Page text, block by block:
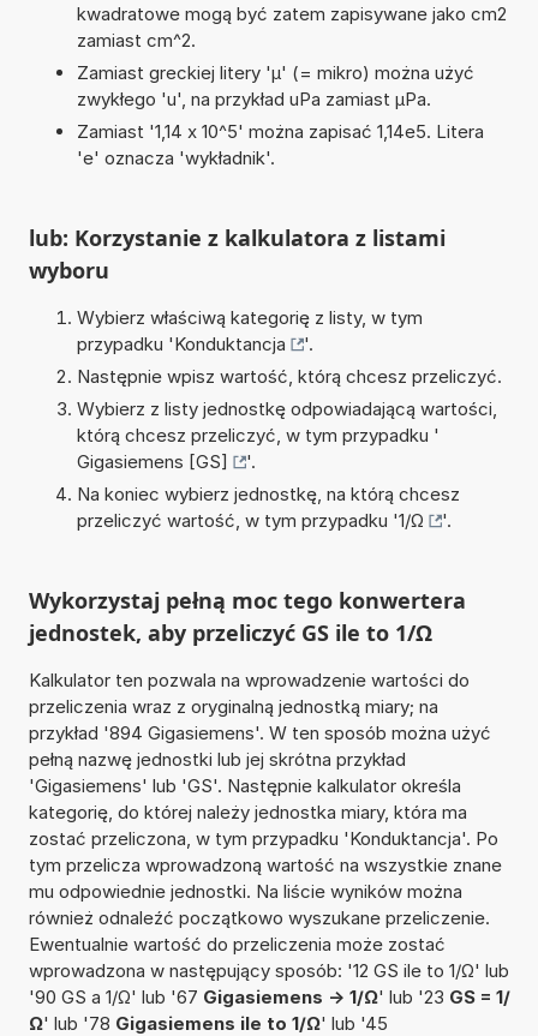
kwadratowe mogą być zatem zapisywane jako cm2
zamiast cm^2.
Zamiast greckiej litery 'µ' (= mikro) można użyć
zwykłego 'u', na przykład uPa zamiast µPa.
Zamiast '1,14 x 10^5' można zapisać 1,14e5. Litera
'e' oznacza 'wykładnik'.
lub: Korzystanie z kalkulatora z listami
wyboru
Wybierz właściwą kategorię z listy, w tym
przypadku 'Konduktancja
'.
Następnie wpisz wartość, którą chcesz przeliczyć.
Wybierz z listy jednostkę odpowiadającą wartości,
którą chcesz przeliczyć, w tym przypadku '
Gigasiemens [GS]
'.
Na koniec wybierz jednostkę, na którą chcesz
przeliczyć wartość, w tym przypadku '1/Ω '.
Wykorzystaj pełną moc tego konwertera
jednostek, aby przeliczyć GS ile to 1/Ω
Kalkulator ten pozwala na wprowadzenie wartości do
przeliczenia wraz z oryginalną jednostką miary; na
przykład '894 Gigasiemens'. W ten sposób można użyć
pełną nazwę jednostki lub jej skrótna przykład
'Gigasiemens' lub 'GS'. Następnie kalkulator określa
kategorię, do której należy jednostka miary, która ma
zostać przeliczona, w tym przypadku 'Konduktancja'. Po
tym przelicza wprowadzoną wartość na wszystkie znane
mu odpowiednie jednostki. Na liście wyników można
również odnaleźć początkowo wyszukane przeliczenie.
Ewentualnie wartość do przeliczenia może zostać
wprowadzona w następujący sposób: '12 GS ile to 1/Ω' lub
'90 GS a 1/Ω' lub '67 Gigasiemens -> 1/Ω' lub '23 GS = 1/
Ω' lub '78 Gigasiemens ile to 1/Ω' lub '45